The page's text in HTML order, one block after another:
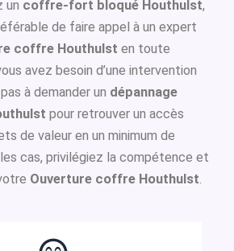
un coffre-fort bloqué Houthulst,
de faire appel à un expert
coffre Houthulst en toute
avez besoin d’une intervention
à demander un dépannage
pour retrouver un accès
de valeur en un minimum de
cas, privilégiez la compétence et
Ouverture coffre Houthulst.